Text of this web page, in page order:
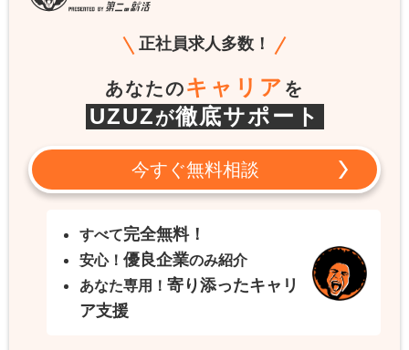
正社員求人多数！
あなたのキャリア を
UZUZが徹底サポート
今すぐ無料相談
すべて完全無料！
安心！ 優良企業のみ紹介
あなた専用！ 寄り添ったキャリ
ア支援